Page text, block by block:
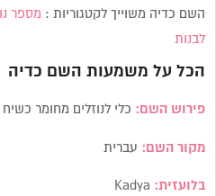
השם כדיה משוייך לקטגוריות : מספר
לבנות
הכל על משמעות השם כדיה
פירוש השם: כלי לנוזלים מחומר
מקור השם: עברית
בלועזית: